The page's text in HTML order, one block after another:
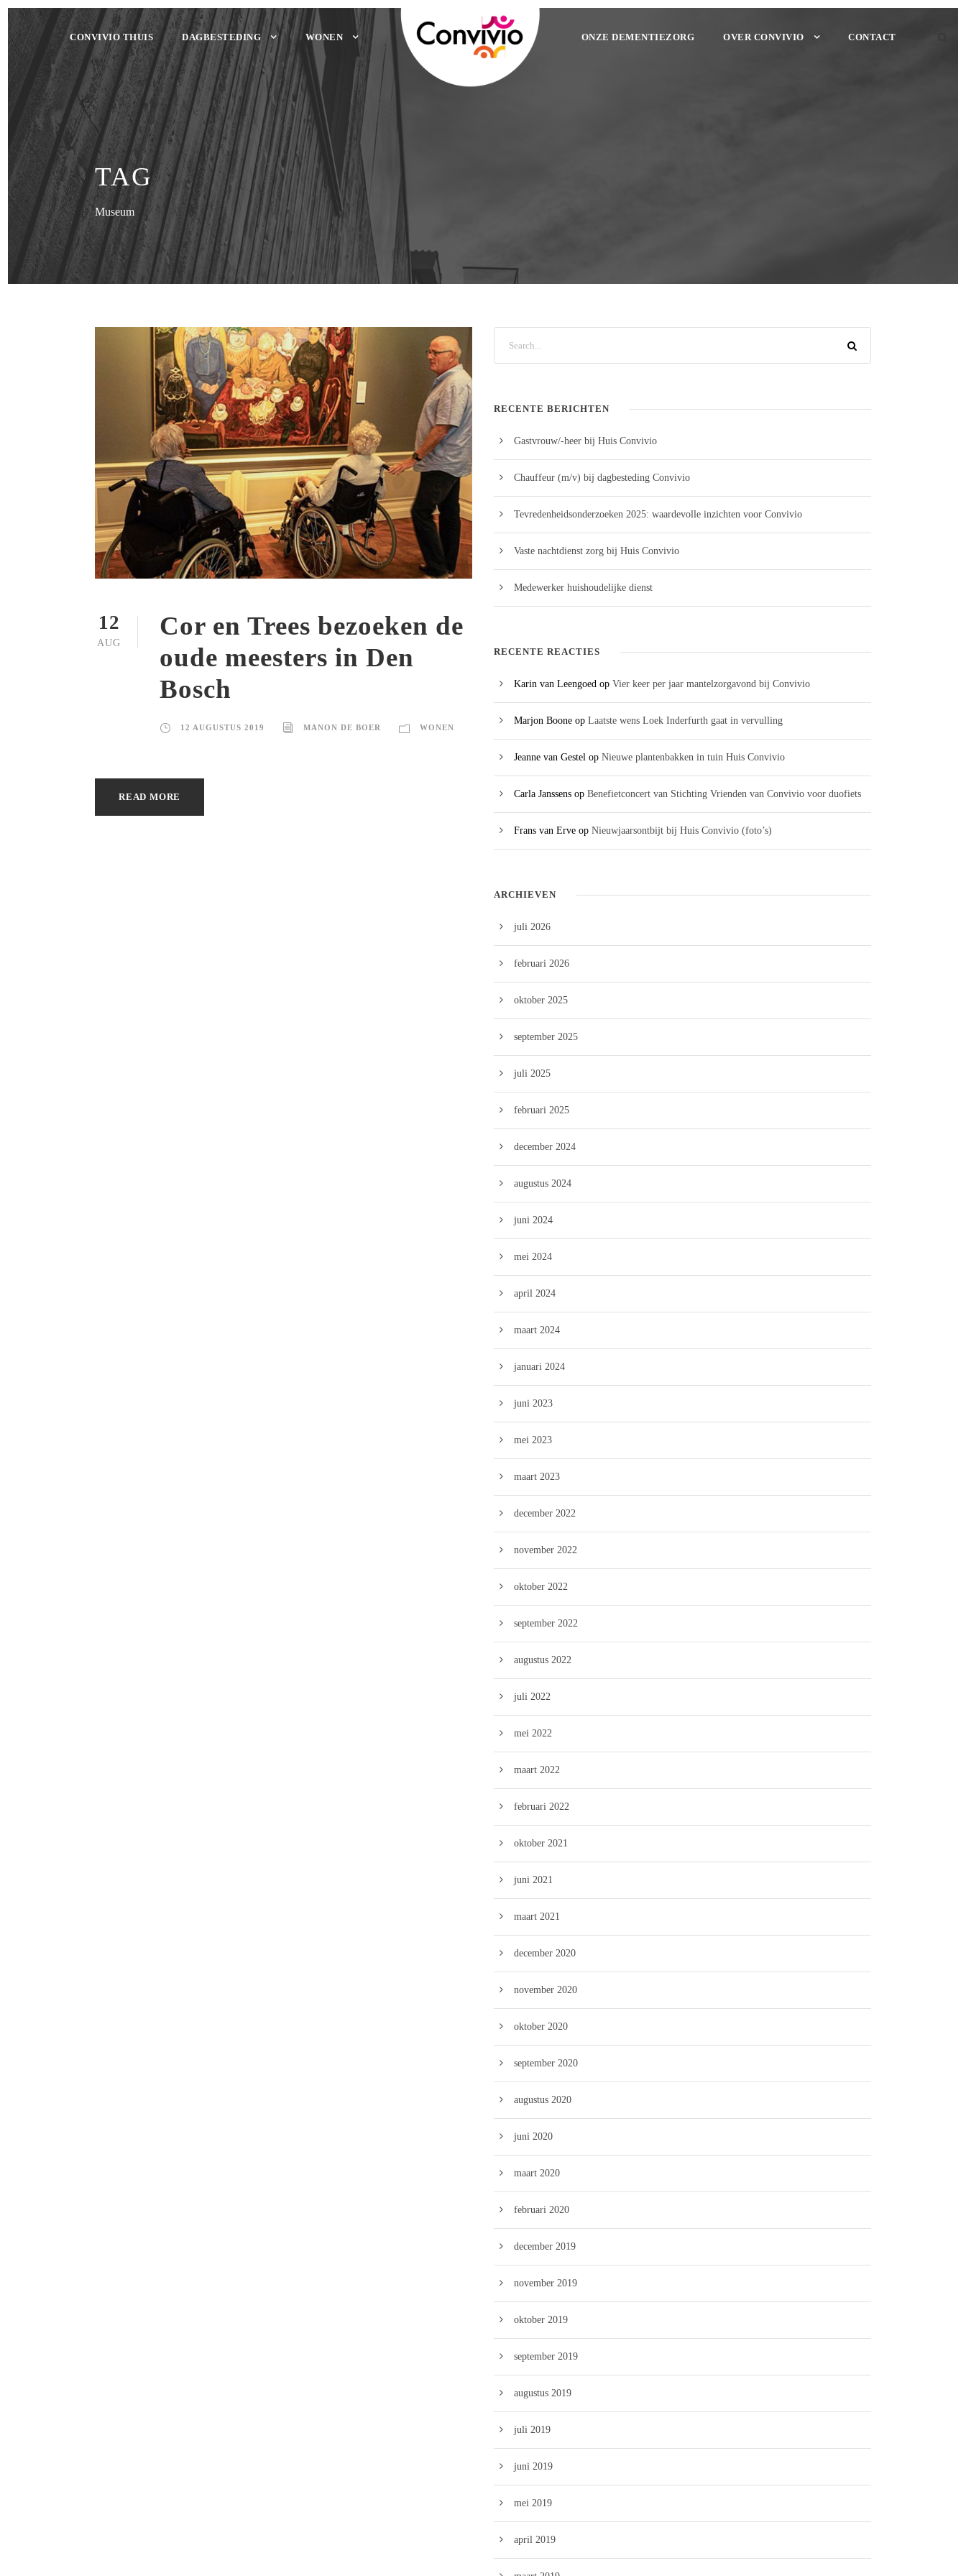
CONVIVIO THUIS DAGBESTEDING WONEN ONZE DEMENTIEZORG OVER CONVIVIO CONTACT
TAG
Museum
12
AUG
Cor en Trees bezoeken de
oude meesters in Den
Bosch
12 AUGUSTUS 2019 MANON DE BOER WONEN
READ MORE
RECENTE BERICHTEN
Gastvrouw/-heer bij Huis Convivio
Chauffeur (m/v) bij dagbesteding Convivio
Tevredenheidsonderzoeken 2025: waardevolle inzichten voor Convivio
Vaste nachtdienst zorg bij Huis Convivio
Medewerker huishoudelijke dienst
RECENTE REACTIES
Karin van Leengoed op Vier keer per jaar mantelzorgavond bij Convivio
Marjon Boone op Laatste wens Loek Inderfurth gaat in vervulling
Jeanne van Gestel op Nieuwe plantenbakken in tuin Huis Convivio
Carla Janssens op Benefietconcert van Stichting Vrienden van Convivio voor duofiets
Frans van Erve op Nieuwjaarsontbijt bij Huis Convivio (foto’s)
ARCHIEVEN
juli 2026
februari 2026
oktober 2025
september 2025
juli 2025
februari 2025
december 2024
augustus 2024
juni 2024
mei 2024
april 2024
maart 2024
januari 2024
juni 2023
mei 2023
maart 2023
december 2022
november 2022
oktober 2022
september 2022
augustus 2022
juli 2022
mei 2022
maart 2022
februari 2022
oktober 2021
juni 2021
maart 2021
december 2020
november 2020
oktober 2020
september 2020
augustus 2020
juni 2020
maart 2020
februari 2020
december 2019
november 2019
oktober 2019
september 2019
augustus 2019
juli 2019
juni 2019
mei 2019
april 2019